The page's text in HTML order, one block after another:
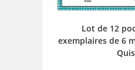
Lot de 12
exemplaires de 6